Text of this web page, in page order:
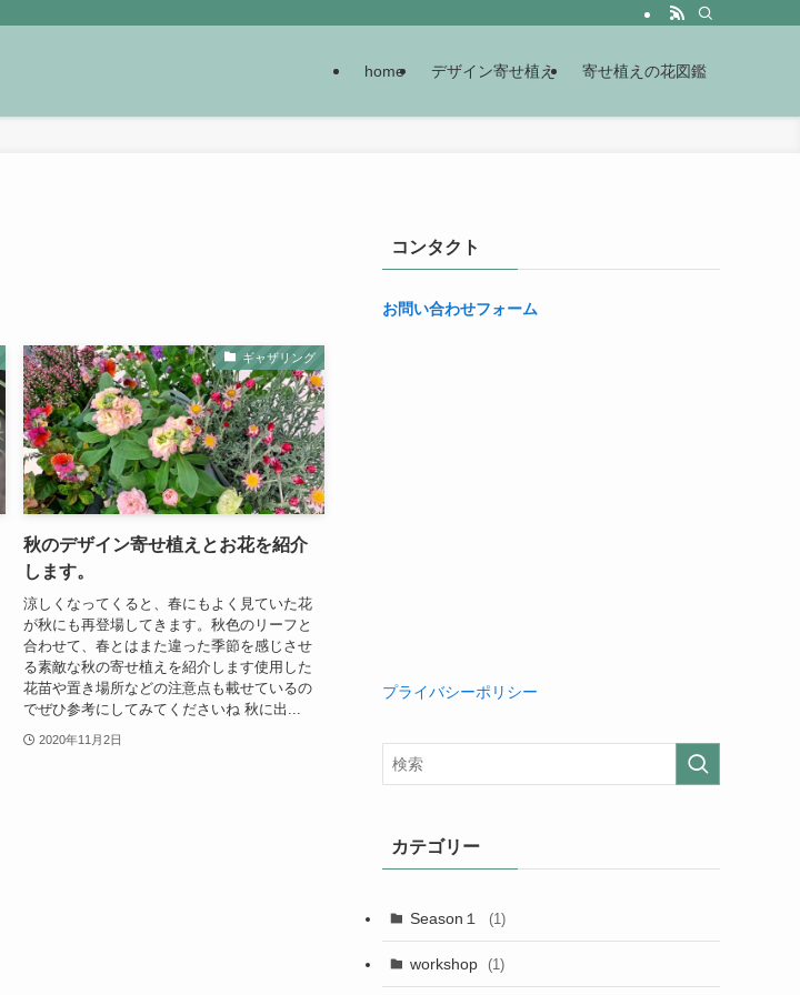
home デザイン寄せ植え 寄せ植えの花図鑑
ギャザリング
秋のデザイン寄せ植えとお花を紹介
します。
涼しくなってくると、春にもよく見ていた花
が秋にも再登場してきます。秋色のリーフと
合わせて、春とはまた違った季節を感じさせ
る素敵な秋の寄せ植えを紹介します使用した
花苗や置き場所などの注意点も載せているの
でぜひ参考にしてみてくださいね 秋に出...
2020年11月2日
コンタクト
お問い合わせフォーム
プライバシーポリシー
カテゴリー
Season１ (1)
workshop (1)